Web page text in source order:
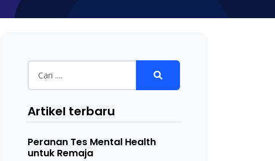
Artikel terbaru
Peranan Tes Mental Health
untuk Remaja